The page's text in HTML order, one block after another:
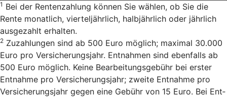
1 Bei der Rentenzahlung können Sie wählen, ob Sie die
Rente monatlich, vierteljährlich, halbjährlich oder jährlich
ausgezahlt erhalten.
2 Zu­zah­lun­gen sind ab 500 Euro mög­lich; ma­xi­mal 30.000
Euro pro Ver­si­cherungs­jahr. Ent­nah­men sind eben­falls ab
500 Euro mög­lich. Keine Bearbeitungsgebühr bei erster
Entnahme pro Versicherungsjahr; zweite Entnahme pro
Versicherungsjahr gegen eine Gebühr von 15 Euro. Bei Ent­